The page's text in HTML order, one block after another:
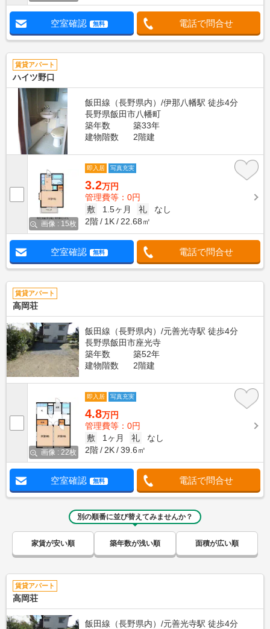
空室確認 無料 電話で問合せ
賃貸アパート
ハイツ野口
飯田線（長野県内）/伊那八幡駅 徒歩4分
長野県飯田市八幡町
築年数
築33年
建物階数
2階建
画像 : 15枚
即入居 写真充実
3.2万円
管理費等：0円
敷
1.5ヶ月 礼
なし
2階
1K 22.68㎡
空室確認 無料 電話で問合せ
賃貸アパート
高岡荘
飯田線（長野県内）/元善光寺駅 徒歩4分
長野県飯田市座光寺
築年数
築52年
建物階数
2階建
画像 : 22枚
即入居 写真充実
4.8万円
管理費等：0円
敷
1ヶ月 礼
なし
2階
2K 39.6㎡
空室確認 無料 電話で問合せ
別の順番に並び替えてみませんか？
家賃が安い順 築年数が浅い順 面積が広い順
賃貸アパート
高岡荘
飯田線（長野県内）/元善光寺駅 徒歩4分